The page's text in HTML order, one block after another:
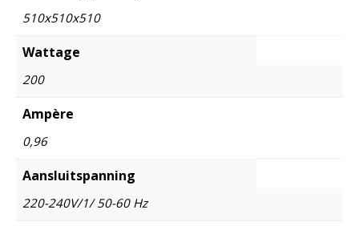
510x510x510
Wattage
200
Ampère
0,96
Aansluitspanning
220-240V/1/ 50-60 Hz